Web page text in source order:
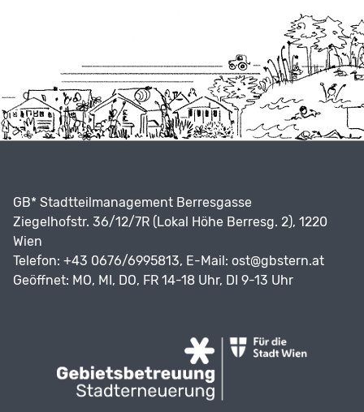
GB* Stadtteilmanagement Berresgasse
Ziegelhofstr. 36/12/7R (Lokal Höhe Berresg. 2), 1220
Wien
Telefon: +43 0676/6995813, E-Mail: ost@gbstern.at
Geöffnet: MO, MI, DO, FR 14-18 Uhr, DI 9-13 Uhr